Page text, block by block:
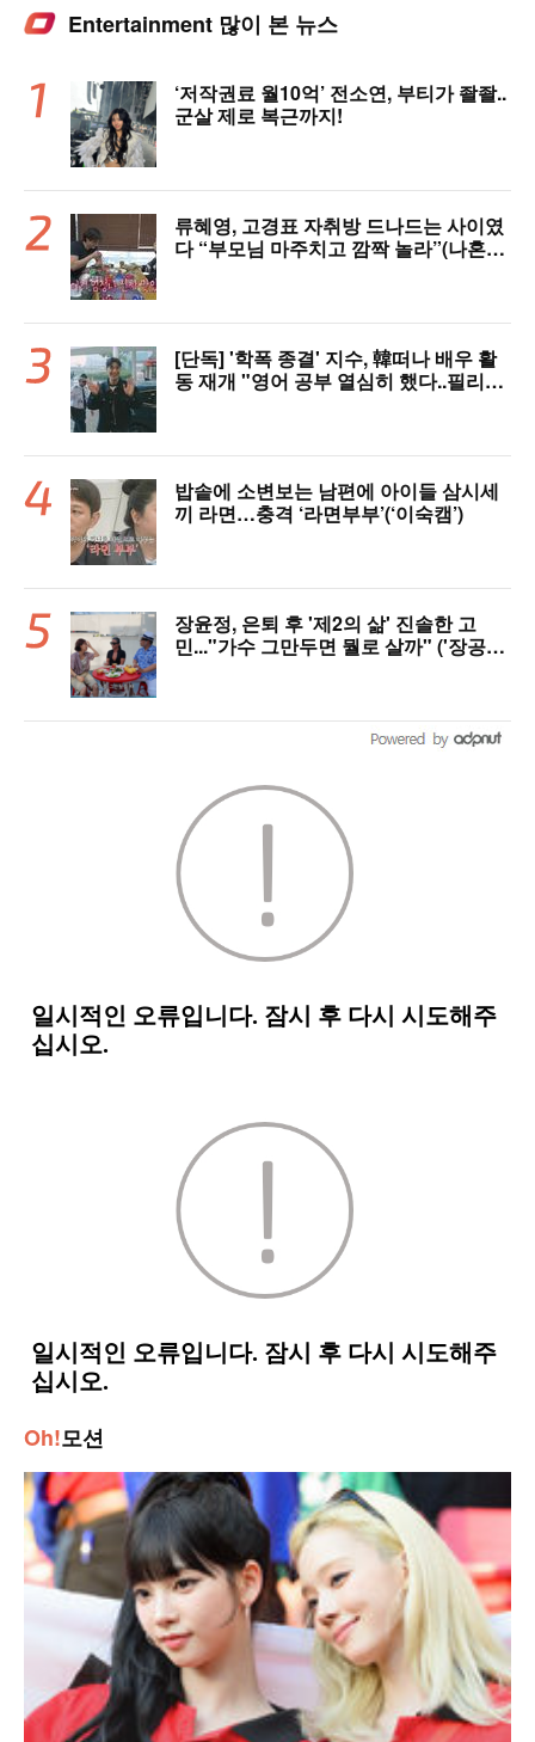
Entertainment 많이 본 뉴스
‘저작권료 월10억’ 전소연, 부티가 좔좔..
군살 제로 복근까지!
류혜영, 고경표 자취방 드나드는 사이였
다 “부모님 마주치고 깜짝 놀라”(나혼자
[단독] '학폭 종결' 지수, 韓떠나 배우 활
동 재개 "영어 공부 열심히 했다..필리핀
밥솥에 소변보는 남편에 아이들 삼시세
끼 라면…충격 ‘라면부부’(‘이숙캠’)
장윤정, 은퇴 후 '제2의 삶' 진솔한 고
민..."가수 그만두면 뭘로 살까" ('장공장
Oh!모션